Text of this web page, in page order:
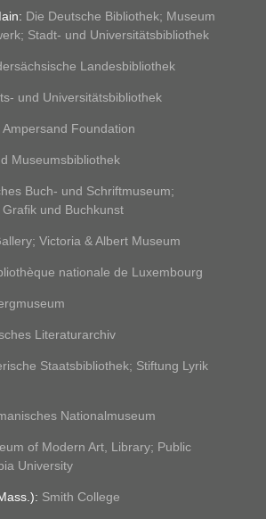
Die Deutsche Bibliothek; Museum
Stadt- und Universitätsbibliothek
Landesbibliothek
und Universitätsbibliothek
Ampersand Foundation
Museumsbibliothek
Buch- und Schriftmuseum;
und Buchkunst
Victoria & Albert Museum
nationale de Luxembourg
Literaturarchiv
Staatsbibliothek; Stiftung Lyrik
Nationalmuseum
of Modern Art, Library; Public
University
Smith College